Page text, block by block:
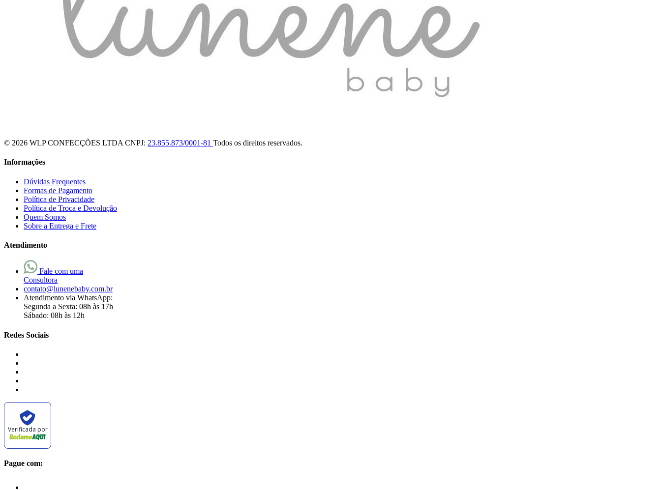
© 2026 WLP CONFECÇÕES LTDA CNPJ: 23.855.873/0001-81 Todos os direitos reservados.
Informações
Dúvidas Frequentes
Formas de Pagamento
Política de Privacidade
Política de Troca e Devolução
Quem Somos
Sobre a Entrega e Frete
Atendimento
Fale com uma
Consultora
contato@lunenebaby.com.br
Atendimento via WhatsApp:
Segunda a Sexta: 08h às 17h
Sábado: 08h às 12h
Redes Sociais
Verificada por
Pague com: